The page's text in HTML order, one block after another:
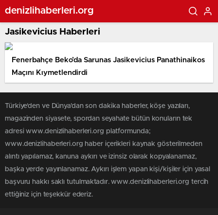
denizlihaberleri.org
Jasikevicius Haberleri
Fenerbahçe Beko’da Sarunas Jasikevicius Panathinaikos
Maçını Kıymetlendirdi
Türkiye'den ve Dünya’dan son dakika haberler, köşe yazıları,
magazinden siyasete, spordan seyahate bütün konuların tek
adresi www.denizlihaberleri.org platformunda;
www.denizlihaberleri.org haber içerikleri kaynak gösterilmeden
alıntı yapılamaz, kanuna aykırı ve izinsiz olarak kopyalanamaz,
başka yerde yayınlanamaz. Aykırı işlem yapan kişi/kişiler için yasal
başvuru hakkı saklı tutulmaktadır. www.denizlihaberleri.org tercih
ettiğiniz için teşekkür ederiz.